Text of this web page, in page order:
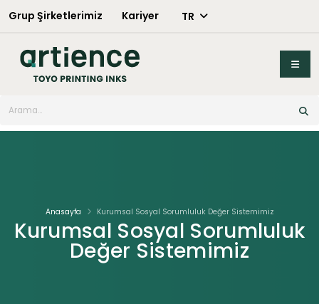
Grup Şirketlerimiz Kariyer TR
Kurumsal Sosyal Sorumluluk
Değer Sistemimiz
Anasayfa Kurumsal Sosyal Sorumluluk Değer Sistemimiz